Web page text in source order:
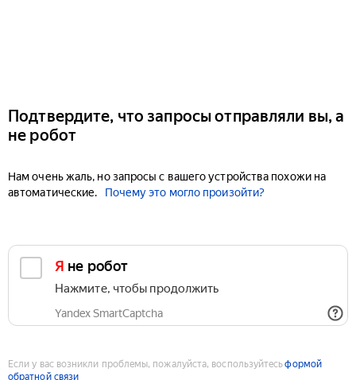
Подтвердите, что запросы отправляли вы, а
не робот
Нам очень жаль, но запросы с вашего устройства похожи на
автоматические.
Почему это могло произойти?
Я не робот
Нажмите, чтобы продолжить
Yandex SmartCaptcha
Если у вас возникли проблемы, пожалуйста, воспользуйтесьформой
обратной связи